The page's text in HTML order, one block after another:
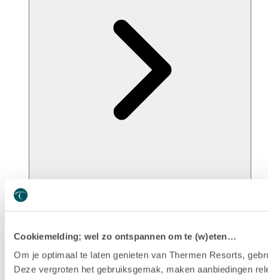
Cookiemelding; wel zo ontspannen om te (w)eten…
Om je optimaal te laten genieten van Thermen Resorts,
Deze vergroten het gebruiksgemak, maken aanbiedingen